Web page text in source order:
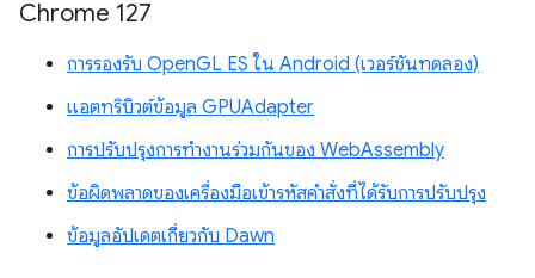
Chrome 127
การรองรับ OpenGL ES ใน Android (เวอร์ชันทดลอง)
แอตทริบิวต์ข้อมูล GPUAdapter
การปรับปรุงการทำงานร่วมกันของ WebAssembly
ข้อผิดพลาดของเครื่องมือเข้ารหัสคำสั่งที่ได้รับการปรับปรุง
ข้อมูลอัปเดตเกี่ยวกับ Dawn